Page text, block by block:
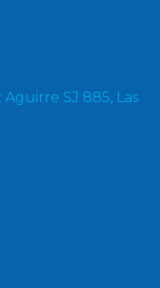
SJ 885, Las